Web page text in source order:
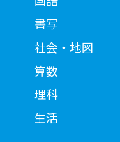
書写
社会・地図
算数
理科
生活